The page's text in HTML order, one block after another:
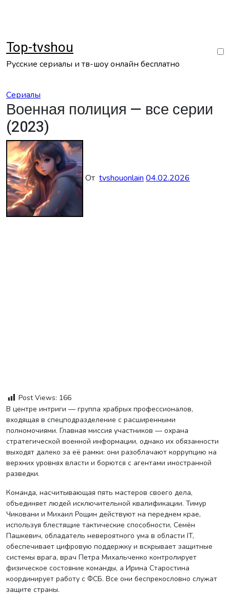
Top-tvshou
Русские сериалы и тв-шоу онлайн бесплатно
Сериалы
Военная полиция — все серии
(2023)
От tvshouonlain 04.02.2026
Post Views: 166
В центре интриги — группа храбрых профессионалов,
входящая в спецподразделение с расширенными
полномочиями. Главная миссия участников — охрана
стратегической военной информации, однако их обязанности
выходят далеко за её рамки: они разоблачают коррупцию на
верхних уровнях власти и борются с агентами иностранной
разведки.
Команда, насчитывающая пять мастеров своего дела,
объединяет людей исключительной квалификации. Тимур
Чиковани и Михаил Рощин действуют на переднем крае,
используя блестящие тактические способности, Семён
Пашкевич, обладатель невероятного ума в области IT,
обеспечивает цифровую поддержку и вскрывает защитные
системы врага, врач Петра Михальченко контролирует
физическое состояние команды, а Ирина Старостина
координирует работу с ФСБ. Все они беспрекословно служат
защите страны.